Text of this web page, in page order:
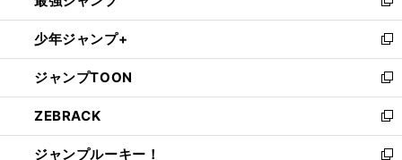
ウ
で
開
く
ン
ド
ウ
で
開
く
い
ウ
ィ
ン
ド
ウ
で
開
く
新
し
い
ウ
ィ
ン
ド
ウ
で
少年ジャンプ+
新
し
い
ウ
ィ
ン
ド
ジャンプTOON
新
し
い
ウ
ィ
ZEBRACK
新
し
ジャンプルーキー！